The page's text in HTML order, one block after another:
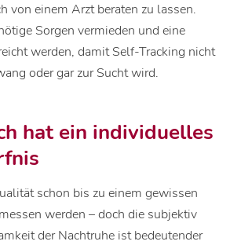
von einem Arzt beraten zu lassen.
Sorgen vermieden und eine
werden, damit Self-Tracking nicht
oder gar zur Sucht wird.
hat ein individuelles
schon bis zu einem gewissen
werden – doch die subjektiv
der Nachtruhe ist bedeutender